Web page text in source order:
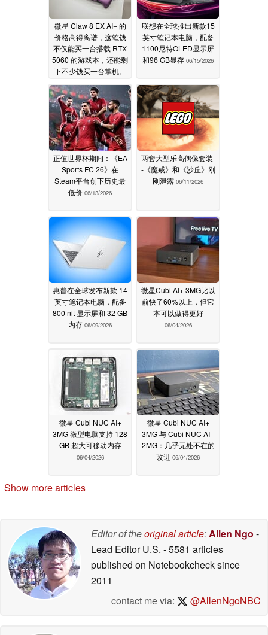
微星 Claw 8 EX AI+ 的
价格高得离谱，这笔钱
不仅能买一台搭载 RTX
5060 的游戏本，还能剩
下不少钱买一台掌机。
06/17/2026
联想在全球推出新款15
英寸笔记本电脑，配备
1100尼特OLED显示屏
和96 GB显存 06/15/2026
正值世界杯期间：《EA
Sports FC 26》在
Steam平台创下历史最
低价 06/13/2026
两套大型乐高偶像套装-
-《魔戒》和《沙丘》刚
刚泄露 06/11/2026
惠普在全球发布新款 14
英寸笔记本电脑，配备
800 nit 显示屏和 32 GB
内存 06/09/2026
微星Cubi AI+ 3MG比以
前快了60%以上，但它
本可以做得更好
06/04/2026
微星 Cubi NUC AI+
3MG 微型电脑支持 128
GB 超大可移动内存
06/04/2026
微星 Cubi NUC AI+
3MG 与 Cubi NUC AI+
2MG：几乎无处不在的
改进 06/04/2026
Show more articles
Editor of theoriginal article: Allen Ngo -
Lead Editor U.S. - 5581 articles
published on Notebookchecksince
2011
contact me via:
@AllenNgoNBC